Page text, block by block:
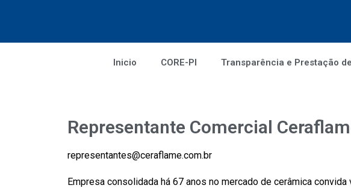
Inicio CORE-PI Transparência e Prestação
Representante Comercial
representantes@ceraflame.com.br
Empresa consolidada há 67 anos no mercado de cerâmica